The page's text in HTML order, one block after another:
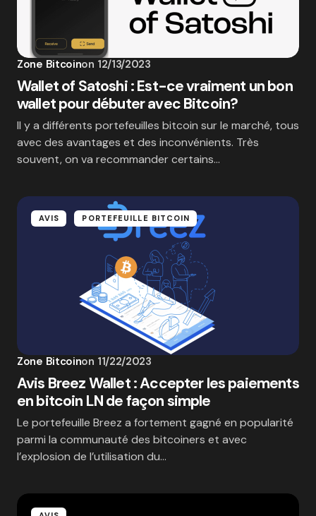
Zone Bitcoinon 12/13/2023
Wallet of Satoshi : Est-ce vraiment un bon
wallet pour débuter avec Bitcoin?
Il y a différents portefeuilles bitcoin sur le marché, tous
avec des avantages et des inconvénients. Très
souvent, on va recommander certains…
AVIS PORTEFEUILLE BITCOIN
Zone Bitcoinon 11/22/2023
Avis Breez Wallet : Accepter les paiements
en bitcoin LN de façon simple
Le portefeuille Breez a fortement gagné en popularité
parmi la communauté des bitcoiners et avec
l’explosion de l’utilisation du…